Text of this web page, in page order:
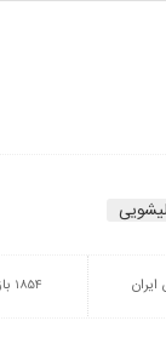
1854 بازدید